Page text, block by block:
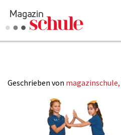
Online-Magazin
Kommentieren
Abonnieren
Geschrieben von magazinschule,